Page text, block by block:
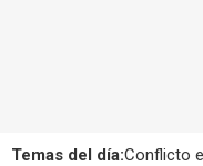
Temas del día:Conflicto